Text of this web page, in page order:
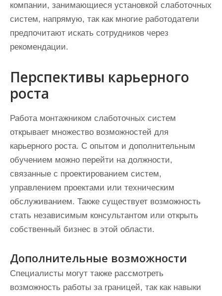
компании, занимающиеся установкой слаботочных
систем, напрямую, так как многие работодатели
предпочитают искать сотрудников через
рекомендации.
Перспективы карьерного
роста
Работа монтажником слаботочных систем
открывает множество возможностей для
карьерного роста. С опытом и дополнительным
обучением можно перейти на должности,
связанные с проектированием систем,
управлением проектами или техническим
обслуживанием. Также существует возможность
стать независимым консультантом или открыть
собственный бизнес в этой области.
Дополнительные возможности
Специалисты могут также рассмотреть
возможность работы за границей, так как навыки